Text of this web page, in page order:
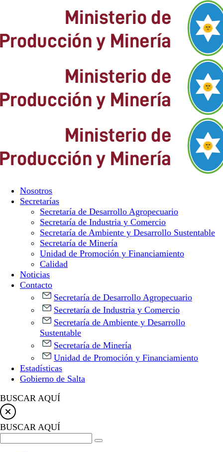
Nosotros
Secretarías
Secretaría de Desarrollo Agropecuario
Secretaría de Industria y Comercio
Secretaría de Ambiente y Desarrollo Sustentable
Secretaría de Minería
Unidad de Promoción y Financiamiento
Calidad
Noticias
Contacto
Secretaría de Desarrollo Agropecuario
Secretaría de Industria y Comercio
Secretaría de Ambiente y Desarrollo
Sustentable
Secretaría de Minería
Unidad de Promoción y Financiamiento
Estadísticas
Gobierno de Salta
BUSCAR AQUÍ
BUSCAR AQUÍ